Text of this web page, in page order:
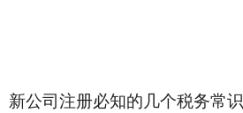
新公司注册必知的几个税务常识